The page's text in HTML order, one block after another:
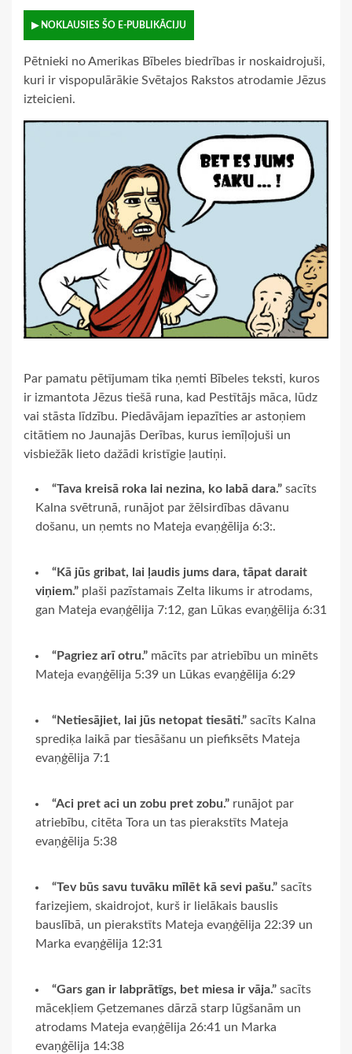
▶ NOKLAUSIES ŠO E-PUBLIKĀCIJU
Pētnieki no Amerikas Bībeles biedrības ir noskaidrojuši,
kuri ir vispopulārākie Svētajos Rakstos atrodamie Jēzus
izteicieni.
Par pamatu pētījumam tika ņemti Bībeles teksti, kuros
ir izmantota Jēzus tiešā runa, kad Pestītājs māca, lūdz
vai stāsta līdzību. Piedāvājam iepazīties ar astoņiem
citātiem no Jaunajās Derības, kurus iemīļojuši un
visbiežāk lieto dažādi kristīgie ļautiņi.
“Tava kreisā roka lai nezina, ko labā dara.” sacīts
Kalna svētrunā, runājot par žēlsirdības dāvanu
došanu, un ņemts no Mateja evaņģēlija 6:3:.
“Kā jūs gribat, lai ļaudis jums dara, tāpat darait
viņiem.” plaši pazīstamais Zelta likums ir atrodams,
gan Mateja evaņģēlija 7:12, gan Lūkas evaņģēlija 6:31
“Pagriez arī otru.” mācīts par atriebību un minēts
Mateja evaņģēlija 5:39 un Lūkas evaņģēlija 6:29
“Netiesājiet, lai jūs netopat tiesāti.” sacīts Kalna
sprediķa laikā par tiesāšanu un piefiksēts Mateja
evaņģēlija 7:1
“Aci pret aci un zobu pret zobu.” runājot par
atriebību, citēta Tora un tas pierakstīts Mateja
evaņģēlija 5:38
“Tev būs savu tuvāku mīlēt kā sevi pašu.” sacīts
farizejiem, skaidrojot, kurš ir lielākais bauslis
bauslībā, un pierakstīts Mateja evaņģēlija 22:39 un
Marka evaņģēlija 12:31
“Gars gan ir labprātīgs, bet miesa ir vāja.” sacīts
mācekļiem Ģetzemanes dārzā starp lūgšanām un
atrodams Mateja evaņģēlija 26:41 un Marka
evaņģēlija 14:38